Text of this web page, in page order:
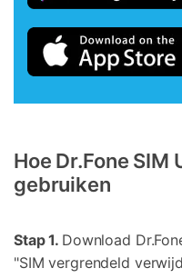
Hoe Dr.Fone SIM
gebruiken
Stap 1. Download
"SIM vergrendeld